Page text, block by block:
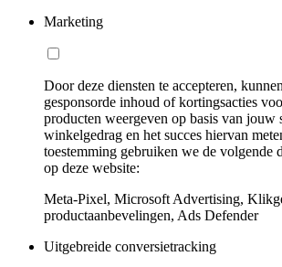
Marketing
Door deze diensten te accepteren,
gesponsorde inhoud of kortingsacties
producten weergeven op basis van jouw
winkelgedrag en het succes hiervan
toestemming gebruiken we de volgende
op deze website:
Meta-Pixel, Microsoft Advertising,
productaanbevelingen, Ads Defender
Uitgebreide conversietracking